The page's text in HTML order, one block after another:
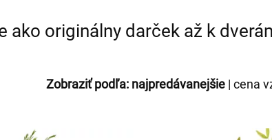
ako originálny darček až k
Zobraziť podľa: najpredávanejšie | cena